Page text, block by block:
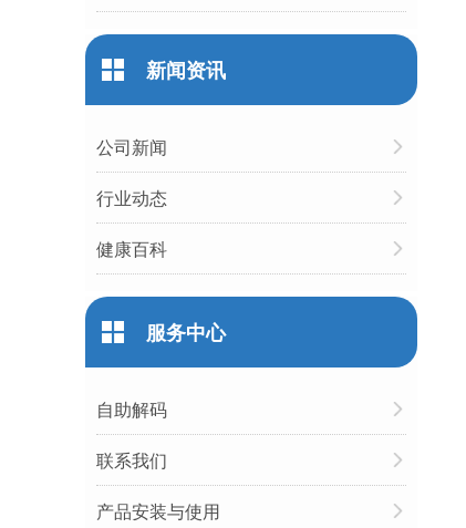
新闻资讯
公司新闻
行业动态
健康百科
服务中心
自助解码
联系我们
产品安装与使用